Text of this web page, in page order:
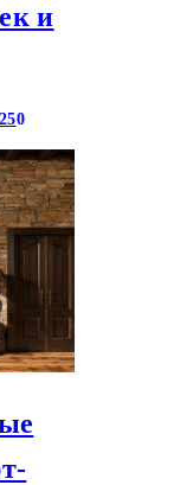
и
0